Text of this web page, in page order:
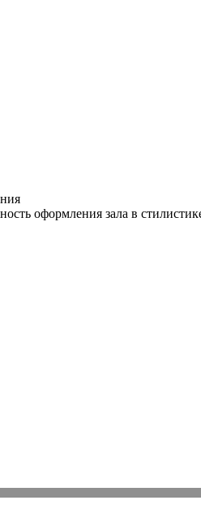
оформления зала в